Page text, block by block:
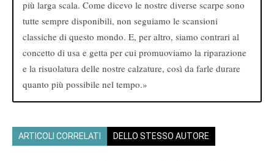
più larga scala. Come dicevo le nostre diverse scarpe sono
tutte sempre disponibili, non seguiamo le scansioni
classiche di questo mondo. E, per altro, siamo contrari al
concetto di usa e getta per cui promuoviamo la riparazione
e la risuolatura delle nostre calzature, così da farle durare
quanto più possibile nel tempo.»
ARTICOLI CORRELATI DELLO STESSO AUTORE